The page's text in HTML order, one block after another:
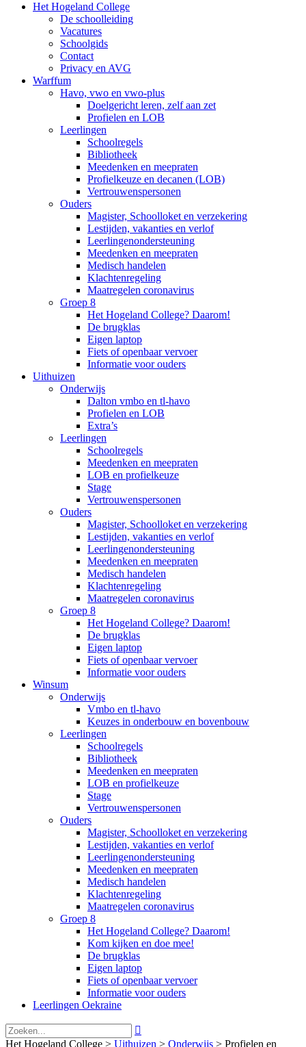
Het Hogeland College
De schoolleiding
Vacatures
Schoolgids
Contact
Privacy en AVG
Warffum
Havo, vwo en vwo-plus
Doelgericht leren, zelf aan zet
Profielen en LOB
Leerlingen
Schoolregels
Bibliotheek
Meedenken en meepraten
Profielkeuze en decanen (LOB)
Vertrouwenspersonen
Ouders
Magister, Schoolloket en verzekering
Lestijden, vakanties en verlof
Leerlingenondersteuning
Meedenken en meepraten
Medisch handelen
Klachtenregeling
Maatregelen coronavirus
Groep 8
Het Hogeland College? Daarom!
De brugklas
Eigen laptop
Fiets of openbaar vervoer
Informatie voor ouders
Uithuizen
Onderwijs
Dalton vmbo en tl-havo
Profielen en LOB
Extra’s
Leerlingen
Schoolregels
Meedenken en meepraten
LOB en profielkeuze
Stage
Vertrouwenspersonen
Ouders
Magister, Schoolloket en verzekering
Lestijden, vakanties en verlof
Leerlingenondersteuning
Meedenken en meepraten
Medisch handelen
Klachtenregeling
Maatregelen coronavirus
Groep 8
Het Hogeland College? Daarom!
De brugklas
Eigen laptop
Fiets of openbaar vervoer
Informatie voor ouders
Winsum
Onderwijs
Vmbo en tl-havo
Keuzes in onderbouw en bovenbouw
Leerlingen
Schoolregels
Bibliotheek
Meedenken en meepraten
LOB en profielkeuze
Stage
Vertrouwenspersonen
Ouders
Magister, Schoolloket en verzekering
Lestijden, vakanties en verlof
Leerlingenondersteuning
Meedenken en meepraten
Medisch handelen
Klachtenregeling
Maatregelen coronavirus
Groep 8
Het Hogeland College? Daarom!
Kom kijken en doe mee!
De brugklas
Eigen laptop
Fiets of openbaar vervoer
Informatie voor ouders
Leerlingen Oekraine

Het Hogeland College > Uithuizen > Onderwijs > Profielen en